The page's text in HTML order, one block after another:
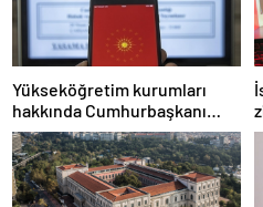
Yükseköğretim kurumları
hakkında Cumhurbaşkanı
kararı Resmi Gazete’de